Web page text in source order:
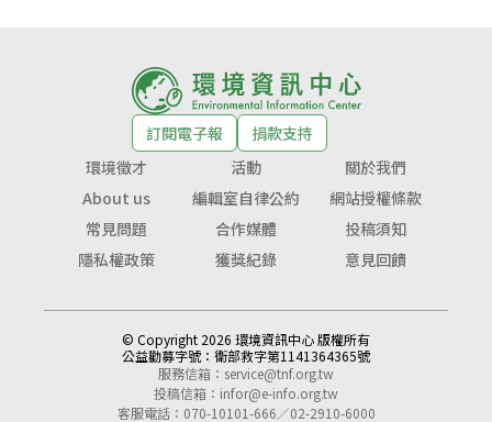
訂閱電子報
捐款支持
環境徵才
活動
關於我們
About us
編輯室自律公約
網站授權條款
常見問題
合作媒體
投稿須知
隱私權政策
獲獎紀錄 意見回饋
© Copyright 2026 環境資訊中心 版權所有
公益勸募字號： 衛部救字第1141364365號
服務信箱： service@tnf.org.tw
投稿信箱： infor@e-info.org.tw
客服電話：070-10101-666／02-2910-6000